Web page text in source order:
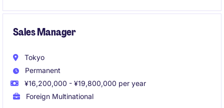
Sales Manager
Tokyo
Permanent
¥16,200,000 - ¥19,800,000 per year
Foreign Multinational